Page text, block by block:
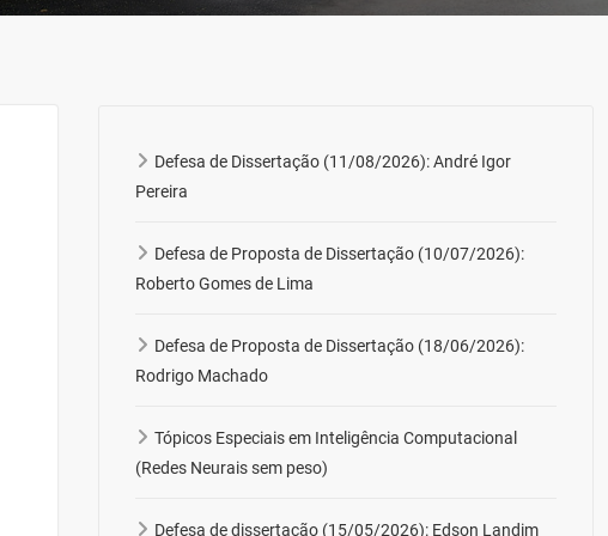
Defesa de Dissertação (11/08/2026): André Igor
Pereira
Defesa de Proposta de Dissertação (10/07/2026):
Roberto Gomes de Lima
Defesa de Proposta de Dissertação (18/06/2026):
Rodrigo Machado
Tópicos Especiais em Inteligência Computacional
(Redes Neurais sem peso)
Defesa de dissertação (15/05/2026): Edson Landim